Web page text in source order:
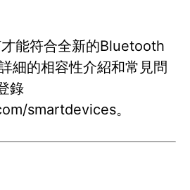
能符合全新的Bluetooth
細的相容性介紹和常見問
錄
smartdevices。